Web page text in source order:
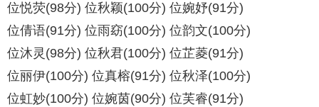
位悦荧(98分) 位秋颖(100分) 位婉妤(91分)
位倩语(91分) 位雨窈(100分) 位韵文(100分)
位沐灵(98分) 位秋君(100分) 位芷菱(91分)
位丽伊(100分) 位真榕(91分) 位秋泽(100分)
位虹妙(100分) 位婉茵(90分) 位芙睿(91分)